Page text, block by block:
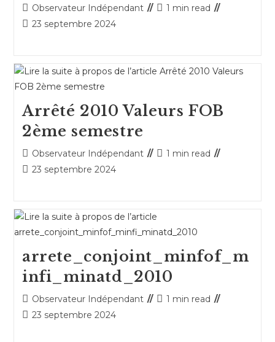
Auteur/autrice
de
Observateur Indépendant
Temps
1 min read
Publication
23 septembre 2024
Arrêté 2010 Valeurs FOB
2ème semestre
Auteur/autrice
de
Observateur Indépendant
Temps
1 min read
Publication
23 septembre 2024
arrete_conjoint_minfof_m
infi_minatd_2010
Auteur/autrice
de
Observateur Indépendant
Temps
1 min read
Publication
23 septembre 2024